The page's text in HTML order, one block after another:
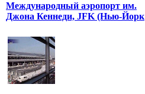
Международный аэропорт им.
Джона Кеннеди, JFK (Нью-Йорк